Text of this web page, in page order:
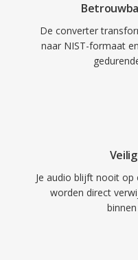
De converter
naar NIST-formaat
Je audio blijft nooit
worden direct